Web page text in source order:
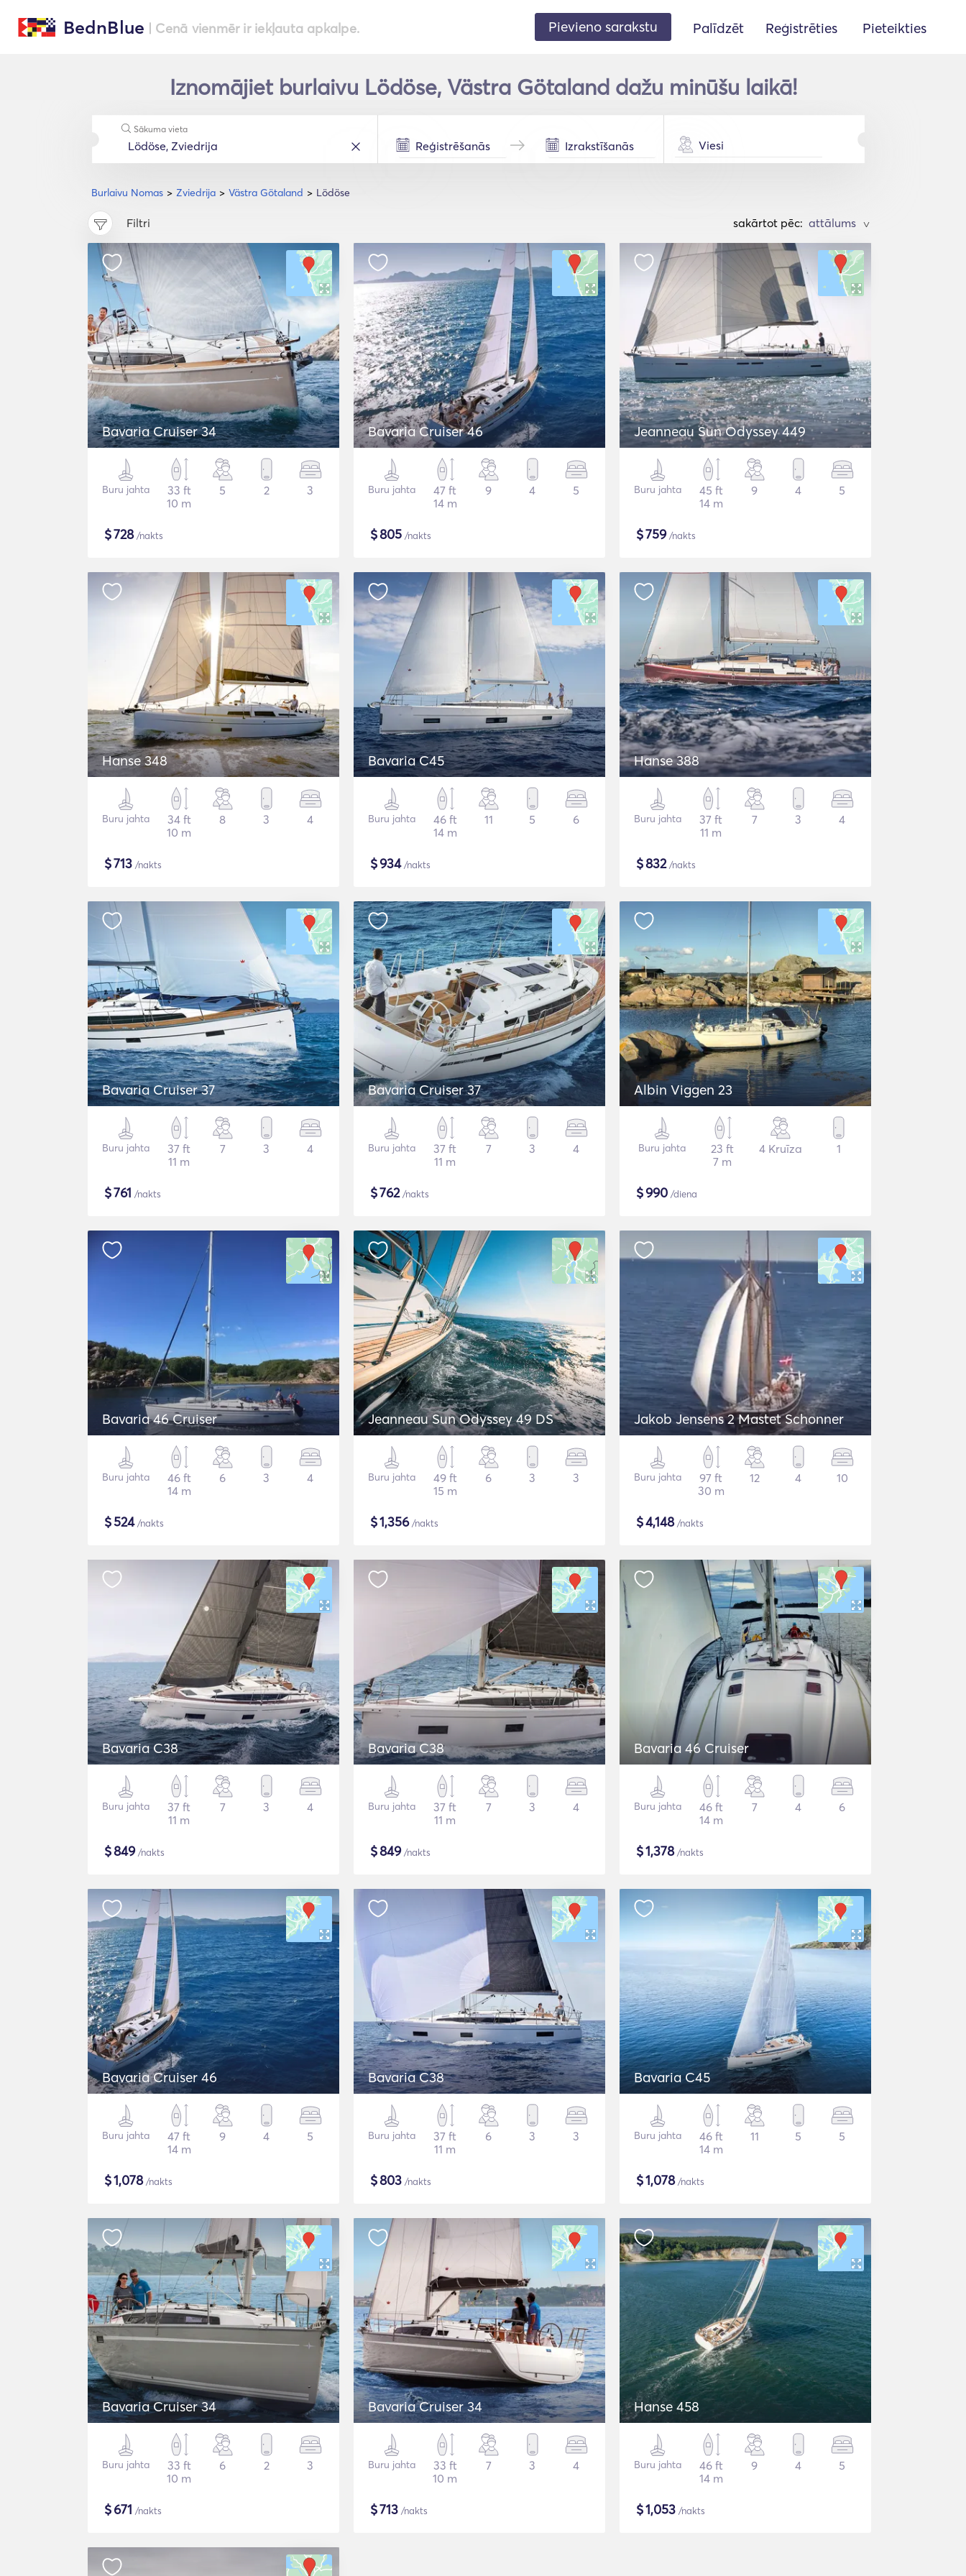
BednBlue | Cenā vienmēr ir iekļauta apkalpe. Pievieno sarakstu Palīdzēt Reģistrēties Pieteikties
Iznomājiet burlaivu Lödöse, Västra Götaland dažu minūšu laikā!
Burlaivu Nomas Zviedrija Västra Götaland Lödöse
Sākuma vieta
Viesi
Filtri sakārtot pēc: >
Bavaria Cruiser 34
Buru jahta
33 ft
10 m
5 2 3
$728/nakts
Bavaria Cruiser 46
Buru jahta
47 ft
14 m
9 4 5
$805 /nakts
Jeanneau Sun Odyssey 449
Buru jahta
45 ft
14 m
9 4 5
$759/nakts
Hanse 348
Buru jahta
34 ft
10 m
8 3 4
$713 /nakts
Bavaria C45
Buru jahta
46 ft
14 m
11 5 6
$934/nakts
Hanse 388
Buru jahta
37 ft
11 m
7 3 4
$832/nakts
Bavaria Cruiser 37
Buru jahta
37 ft
11 m
7 3 4
$761 /nakts
Bavaria Cruiser 37
Buru jahta
37 ft
11 m
7 3 4
$762/nakts
Albin Viggen 23
Buru jahta
23 ft
7 m
4 Kruīza 1
$990 /diena
Bavaria 46 Cruiser
Buru jahta
46 ft
14 m
6 3 4
$524/nakts
Jeanneau Sun Odyssey 49 DS
Buru jahta
49 ft
15 m
6 3 3
$1,356/nakts
Jakob Jensens 2 Mastet Schonner
Buru jahta
97 ft
30 m
12 4 10
$4,148/nakts
Bavaria C38
Buru jahta
37 ft
11 m
7 3 4
$849/nakts
Bavaria C38
Buru jahta
37 ft
11 m
7 3 4
$849/nakts
Bavaria 46 Cruiser
Buru jahta
46 ft
14 m
7 4 6
$1,378/nakts
Bavaria Cruiser 46
Buru jahta
47 ft
14 m
9 4 5
$1,078/nakts
Bavaria C38
Buru jahta
37 ft
11 m
6 3 3
$803 /nakts
Bavaria C45
Buru jahta
46 ft
14 m
11 5 5
$1,078/nakts
Bavaria Cruiser 34
Buru jahta
33 ft
10 m
6 2 3
$671 /nakts
Bavaria Cruiser 34
Buru jahta
33 ft
10 m
7 3 4
$713 /nakts
Hanse 458
Buru jahta
46 ft
14 m
9 4 5
$1,053 /nakts